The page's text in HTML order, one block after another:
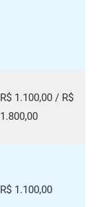
R$ 1.100,00 / R$
1.800,00
R$ 1.100,00